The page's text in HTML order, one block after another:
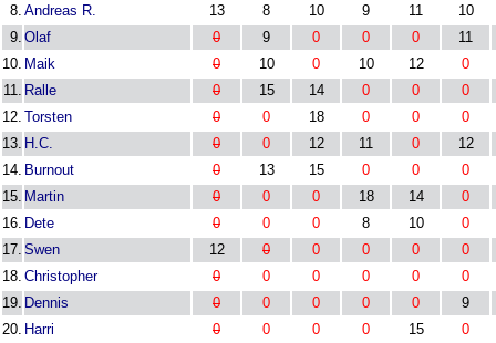
8. Andreas R. 13 8 10 9 11
10
9. Olaf 0 9 0 0 0
11
10. Maik 0 10 0 10 12
0
11. Ralle 0 15 14 0 0
0
12. Torsten 0 0 18 0 0
0
13. H.C. 0 0 12 11 0
12
14. Burnout 0 13 15 0 0
0
15. Martin 0 0 0 18 14
0
16. Dete 0 0 0 8 10
0
17. Swen 12 0 0 0 0
0
18. Christopher 0 0 0 0 0
0
19. Dennis 0 0 0 0 0
9
20. Harri 0 0 0 0 15
0